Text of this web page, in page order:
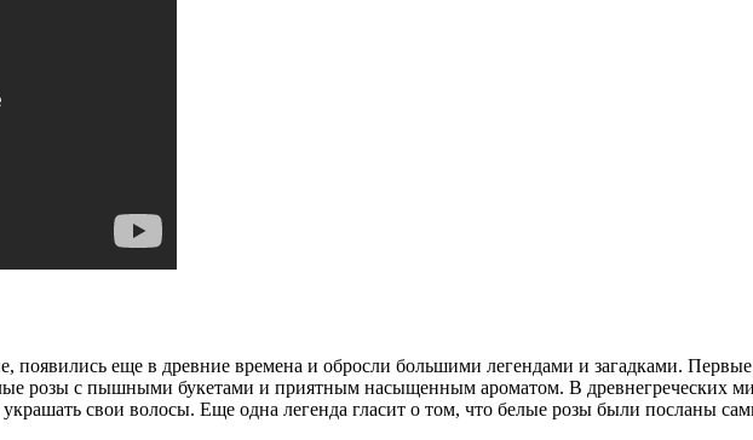
еще в древние времена и обросли большими легендами и загадками.
розы с пышными букетами и приятным насыщенным ароматом. В древнегреческих
свои волосы. Еще одна легенда гласит о том, что белые розы были посланы